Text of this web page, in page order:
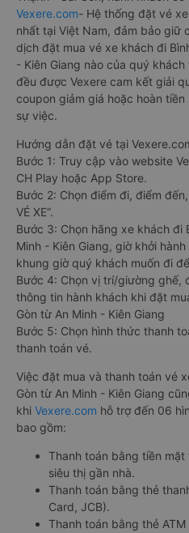
Vexere.com- Hệ thống đặt vé
nhất tại Việt Nam, đảm bảo giữ
dịch đặt mua vé xe khách đi
- Kiên Giang nào của quý
đều được Vexere cam kết giải
coupon giảm giá hoặc hoàn
sự việc.
Hướng dẫn đặt vé tại
Bước 1: Truy cập vào website
CH Play hoặc App Store.
Bước 2: Chọn điểm đi, điểm
VÉ XE”.
Bước 3: Chọn hãng xe khách đi
Minh - Kiên Giang, giờ khởi
khung giờ quý khách muốn đi
Bước 4: Chọn vị trí/giường ghế,
thông tin hành khách khi đặt
Gòn từ An Minh - Kiên Giang
Bước 5: Chọn hình thức thanh
thanh toán vé.
Việc đặt mua và thanh toán vé
Gòn từ An Minh - Kiên Giang
khi Vexere.com hỗ trợ đến 06
bao gồm:
Thanh toán bằng tiền
siêu thị gần nhà.
Thanh toán bằng thẻ
Card, JCB).
Thanh toán bằng thẻ